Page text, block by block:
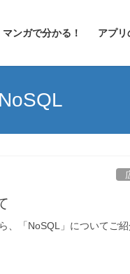
マンガで分かる！ アプリ
NoSQL
、「NoSQL」についてご紹